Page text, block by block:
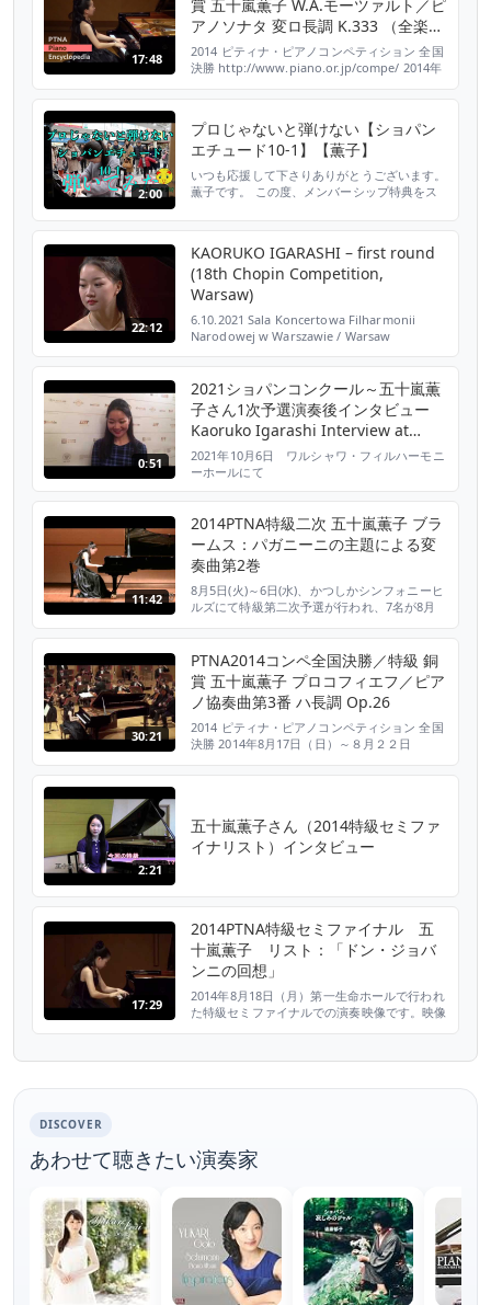
17:48
賞 五十嵐薫子 W.A.モーツァルト／ピ
アノソナタ 変ロ長調 K.333 （全楽
章）
2014 ピティナ・ピアノコンペティション 全国
決勝 http://www.piano.or.jp/compe/ 2014年
らよりご覧ください
http://www.piano.or.jp/compe/res...
2:00
プロじゃないと弾けない【ショパン
エチュード10-1】【薫子】
いつも応援して下さりありがとうございます。
薫子です。 この度、メンバーシップ特典をス
クエスト可能、クラシックのピアノ曲限定）を
募り、ライブ配信、またはメンバー限定リサイ
タルにて薫子が演奏させて頂きます。 ・メン
バーシップ限定...
22:12
KAORUKO IGARASHI – first round
(18th Chopin Competition,
Warsaw)
6.10.2021 Sala Koncertowa Filharmonii
Narodowej w Warszawie / Warsaw
Fryderyka Chopina The 18th Internati...
0:51
2021ショパンコンクール～五十嵐薫
子さん1次予選演奏後インタビュー
Kaoruko Igarashi Interview at
Chopin Competition 1st round
2021年10月6日 ワルシャワ・フィルハーモニ
ーホールにて
11:42
2014PTNA特級二次 五十嵐薫子 ブラ
ームス：パガニーニの主題による変
奏曲第2巻
8月5日(火)～6日(水)、かつしかシンフォニーヒ
ルズにて特級第二次予選が行われ、7名が8月
目、２次予選での演奏映像、通過後のインタビ
ュービデオを、公開いたしました。7人の若い
ピアニストの、ひと夏をかけた演奏を、是非セ
ミファイナルでお聴きください。 ▼詳しくは
こちら...
30:21
PTNA2014コンペ全国決勝／特級 銅
賞 五十嵐薫子 プロコフィエフ／ピア
ノ協奏曲第3番 ハ長調 Op.26
2014 ピティナ・ピアノコンペティション 全国
決勝 2014年8月17日（日）～８月２２日
2. Tema con ...
2:21
五十嵐薫子さん（2014特級セミファ
イナリスト）インタビュー
17:29
2014PTNA特級セミファイナル 五
十嵐薫子 リスト：「ドン・ジョバ
ンニの回想」
2014年8月18日（月）第一生命ホールで行われ
た特級セミファイナルでの演奏映像です。映像
DISCOVER
あわせて聴きたい演奏家